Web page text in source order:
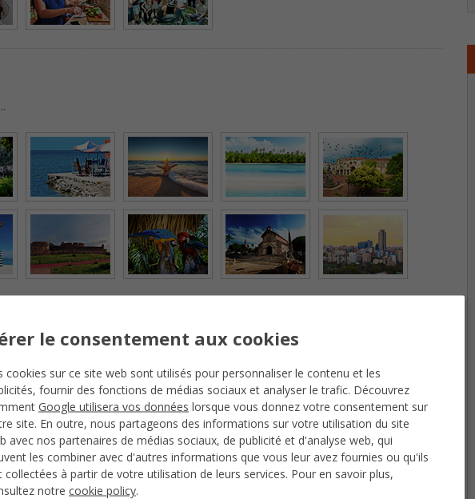
le consentement aux cookies
cookies sur ce site web sont utilisés pour personnaliser le contenu et les
fournir des fonctions de médias sociaux et analyser le trafic. Découvrez
Google utilisera vos données lorsque vous donnez votre consentement sur
site. En outre, nous partageons des informations sur votre utilisation du site
avec nos partenaires de médias sociaux, de publicité et d'analyse web, qui
les combiner avec d'autres informations que vous leur avez fournies ou qu'ils
collectées à partir de votre utilisation de leurs services. Pour en savoir plus,
notre cookie policy.